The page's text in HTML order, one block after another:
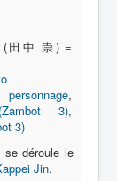
(田中 崇) =
,
3),
3)
déroule le
Jin.